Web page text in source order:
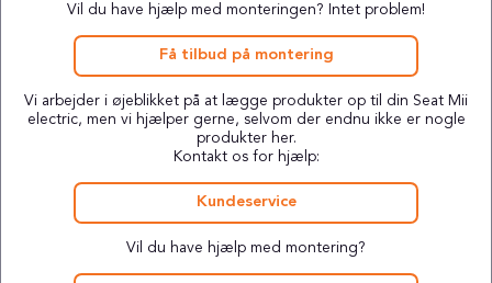
Vil du have hjælp med monteringen? Intet problem!
Få tilbud på montering
Vi arbejder i øjeblikket på at lægge produkter op til din Seat Mii
electric, men vi hjælper gerne, selvom der endnu ikke er nogle
produkter her.
Kontakt os for hjælp:
Kundeservice
Vil du have hjælp med montering?